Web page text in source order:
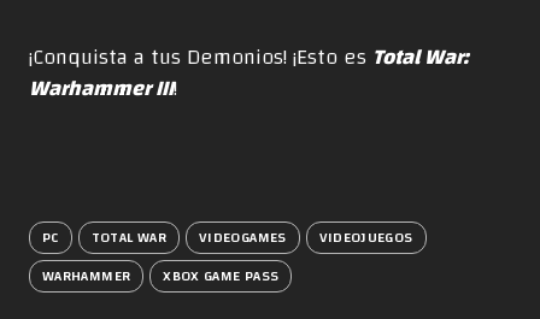
¡Conquista a tus Demonios! ¡Esto es Total War:
Warhammer III!
PC TOTAL WAR VIDEOGAMES
VIDEOJUEGOS
WARHAMMER
XBOX GAME PASS